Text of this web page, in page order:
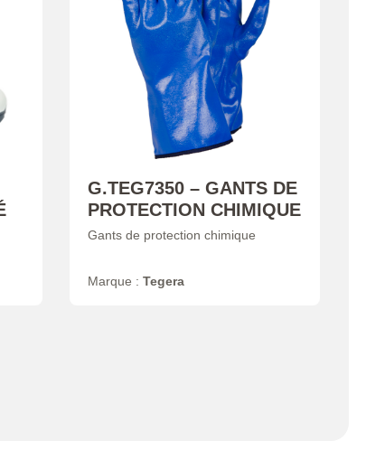
G.TEG7350 – GANTS DE
PROTECTION CHIMIQUE
Gants de protection chimique
Marque : Tegera